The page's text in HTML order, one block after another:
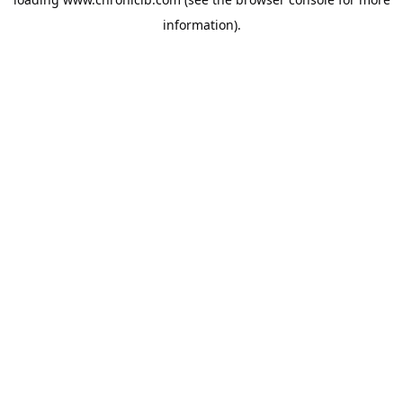
information).